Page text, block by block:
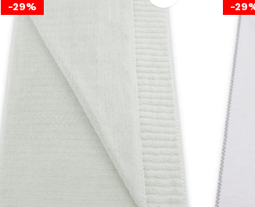
-29%
-